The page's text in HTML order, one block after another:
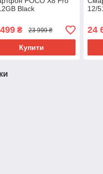
Black
₴ 23 999 ₴
Купити
12/
24